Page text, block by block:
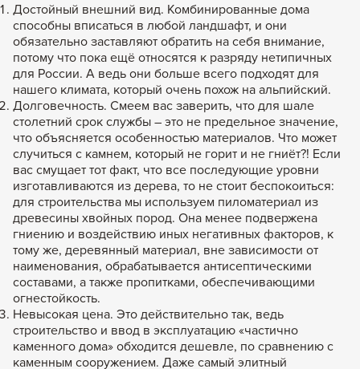
Достойный внешний вид. Комбинированные дома
способны вписаться в любой ландшафт, и они
обязательно заставляют обратить на себя внимание,
потому что пока ещё относятся к разряду нетипичных
для России. А ведь они больше всего подходят для
нашего климата, который очень похож на альпийский.
Долговечность. Смеем вас заверить, что для шале
столетний срок службы – это не предельное значение,
что объясняется особенностью материалов. Что может
случиться с камнем, который не горит и не гниёт?! Если
вас смущает тот факт, что все последующие уровни
изготавливаются из дерева, то не стоит беспокоиться:
для строительства мы используем пиломатериал из
древесины хвойных пород. Она менее подвержена
гниению и воздействию иных негативных факторов, к
тому же, деревянный материал, вне зависимости от
наименования, обрабатывается антисептическими
составами, а также пропитками, обеспечивающими
огнестойкость.
Невысокая цена. Это действительно так, ведь
строительство и ввод в эксплуатацию «частично
каменного дома» обходится дешевле, по сравнению с
каменным сооружением. Даже самый элитный